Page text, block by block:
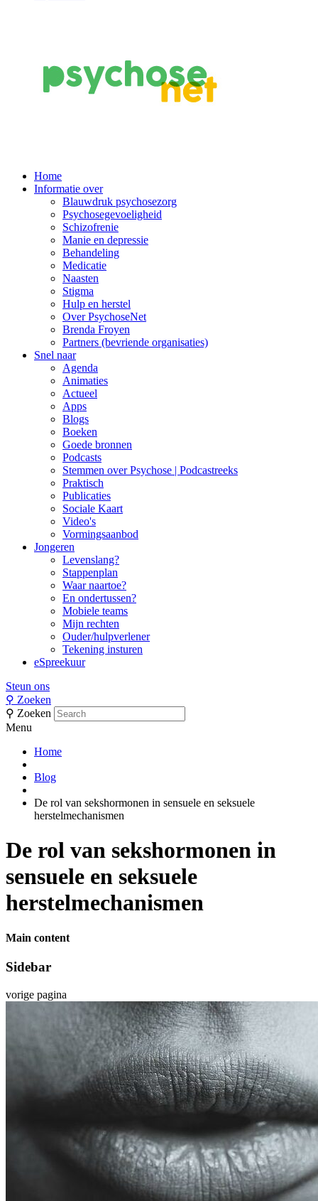
Main
Navigation
Home
Informatie over
Blauwdruk psychosezorg
Psychosegevoeligheid
Schizofrenie
Manie en depressie
Behandeling
Medicatie
Naasten
Stigma
Hulp en herstel
Over PsychoseNet
Brenda Froyen
Partners (bevriende organisaties)
Snel naar
Agenda
Animaties
Actueel
Apps
Blogs
Boeken
Goede bronnen
Podcasts
Stemmen over Psychose | Podcastreeks
Praktisch
Publicaties
Sociale Kaart
Video's
Vormingsaanbod
Jongeren
Levenslang?
Stappenplan
Waar naartoe?
En ondertussen?
Mobiele teams
Mijn rechten
Ouder/hulpverlener
Tekening insturen
eSpreekuur
Steun ons
⚲ Zoeken
⚲ Zoeken
Menu
Home
Blog
De rol van sekshormonen in sensuele en seksuele
herstelmechanismen
De rol van sekshormonen in
sensuele en seksuele
herstelmechanismen
Main content
Sidebar
vorige pagina